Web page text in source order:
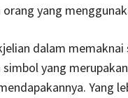
orang yang
dalam
simbol yang
Yang